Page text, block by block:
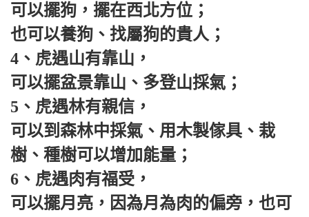
可以擺狗，擺在西北方位；
也可以養狗、找屬狗的貴人；
4、虎遇山有靠山，
可以擺盆景靠山、多登山採氣；
5、虎遇林有親信，
可以到森林中採氣、用木製傢具、栽
樹、種樹可以增加能量；
6、虎遇肉有福受，
可以擺月亮，因為月為肉的偏旁，也可